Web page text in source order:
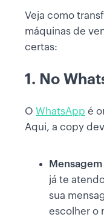
Veja como
máquinas de
certas:
1. No
O WhatsApp é
Aqui, a copy
já te
sua
escolher o